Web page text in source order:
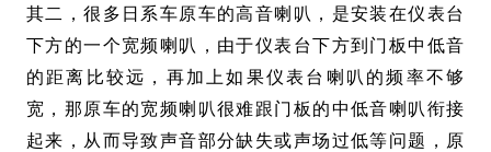
其二，很多日系车原车的高音喇叭，是安装在仪表台
下方的一个宽频喇叭，由于仪表台下方到门板中低音
的距离比较远，再加上如果仪表台喇叭的频率不够
宽，那原车的宽频喇叭很难跟门板的中低音喇叭衔接
起来，从而导致声音部分缺失或声场过低等问题，原